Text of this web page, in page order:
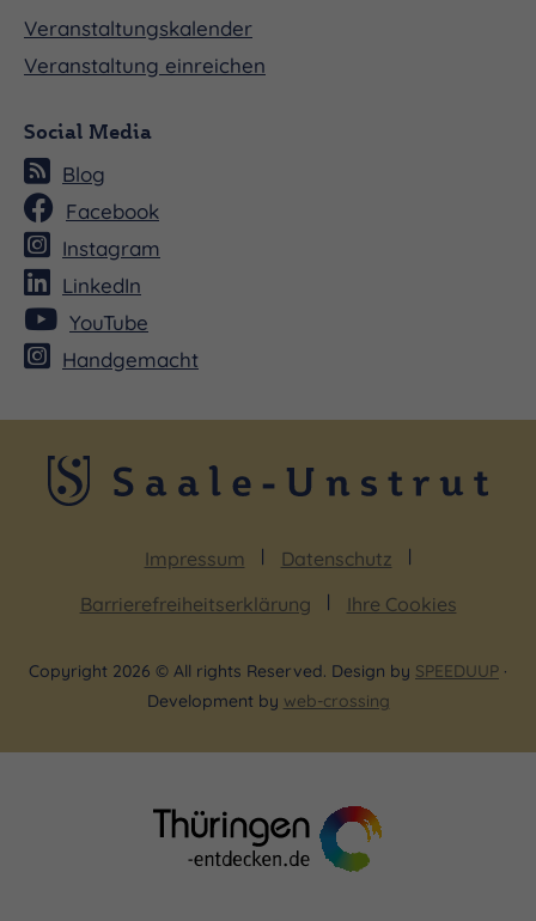
Veranstaltungskalender
Veranstaltung einreichen
Social Media
Blog
Facebook
Instagram
LinkedIn
YouTube
Handgemacht
Impressum
Datenschutz
Barrierefreiheitserklärung
Ihre Cookies
Copyright 2026 © All rights Reserved. Design by SPEEDUUP ·
Development by web-crossing